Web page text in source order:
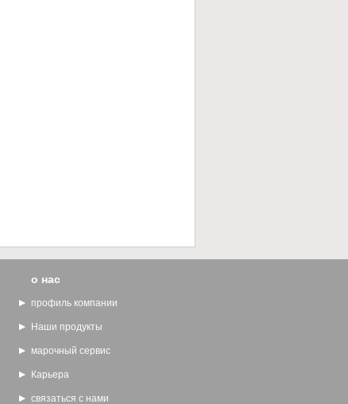
о нас
профиль компании
Наши продукты
марочный сервис
Карьера
связаться с нами